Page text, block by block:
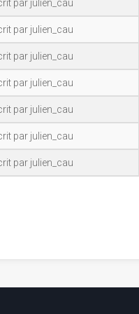
par julien_cau
par julien_cau
par julien_cau
par julien_cau
par julien_cau
par julien_cau
par julien_cau